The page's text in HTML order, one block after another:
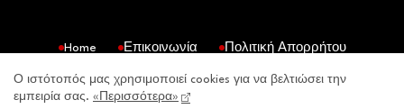
Home Επικοινωνία
Πολιτική Απορρήτου
Ο ιστότοπός μας χρησιμοποιεί cookies για να βελτιώσει την
εμπειρία σας. «Περισσότερα»